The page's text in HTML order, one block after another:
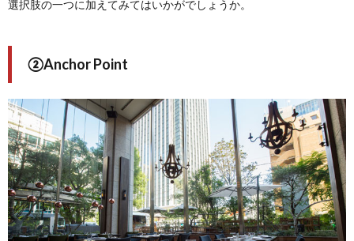
選択肢の一つに加えてみてはいかがでしょうか。
②Anchor Point